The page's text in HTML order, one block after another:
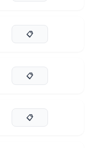
📋
📋
📋